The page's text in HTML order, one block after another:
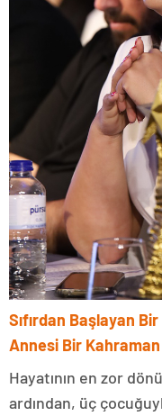
Sıfırdan Başlayan
Annesi Bir Kahraman
Hayatının en zor
ardından, üç